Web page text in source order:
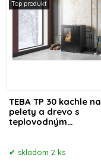
TEBA TP 30 kachle na
pelety a drevo s
teplovodným
Top produkt
skladom 2 ks